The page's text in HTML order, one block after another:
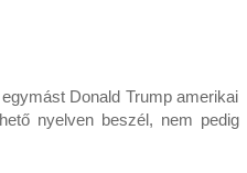
Donald Trump amerikai
nyelven beszél, nem pedig